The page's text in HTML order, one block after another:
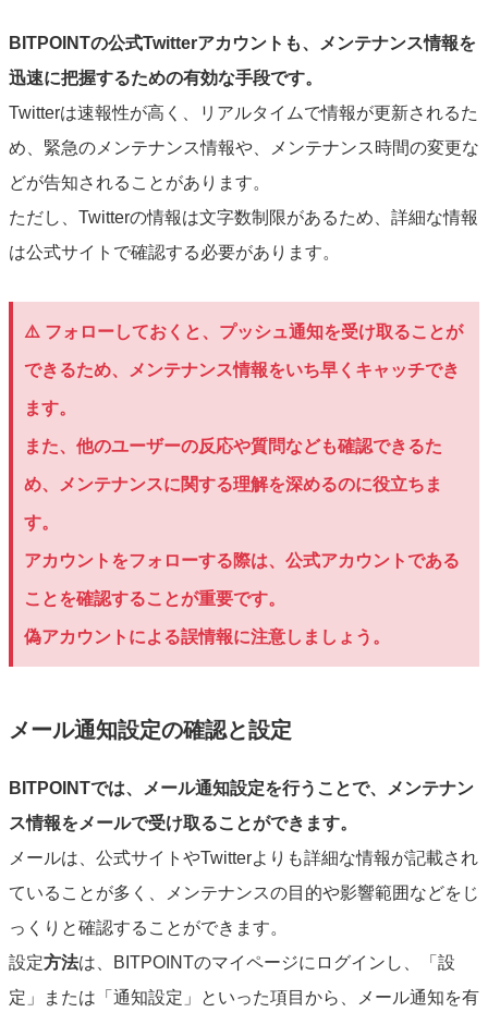
BITPOINTの公式Twitterアカウントも、メンテナンス情報を
迅速に把握するための有効な手段です。
Twitterは速報性が高く、リアルタイムで情報が更新されるた
め、緊急のメンテナンス情報や、メンテナンス時間の変更な
どが告知されることがあります。
ただし、Twitterの情報は文字数制限があるため、詳細な情報
は公式サイトで確認する必要があります。
⚠️ フォローしておくと、プッシュ通知を受け取ることが
できるため、メンテナンス情報をいち早くキャッチでき
ます。
また、他のユーザーの反応や質問なども確認できるた
め、メンテナンスに関する理解を深めるのに役立ちま
す。
アカウントをフォローする際は、公式アカウントである
ことを確認することが重要です。
偽アカウントによる誤情報に注意しましょう。
メール通知設定の確認と設定
BITPOINTでは、メール通知設定を行うことで、メンテナン
ス情報をメールで受け取ることができます。
メールは、公式サイトやTwitterよりも詳細な情報が記載され
ていることが多く、メンテナンスの目的や影響範囲などをじ
っくりと確認することができます。
設定方法は、BITPOINTのマイページにログインし、「設
定」または「通知設定」といった項目から、メール通知を有